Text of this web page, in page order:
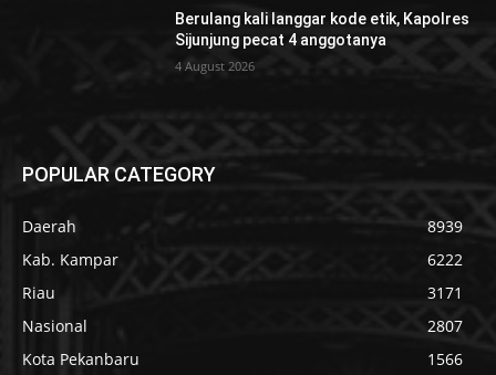
Berulang kali langgar kode etik, Kapolres
Sijunjung pecat 4 anggotanya
4 August 2026
POPULAR CATEGORY
Daerah
8939
Kab. Kampar
6222
Riau
3171
Nasional
2807
Kota Pekanbaru
1566